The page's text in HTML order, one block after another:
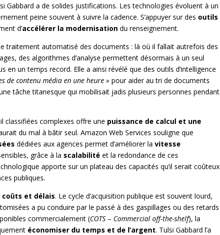
Gabbard a de solides justifications. Les technologies évoluent à un
peine souvent à suivre la cadence. S’appuyer sur des outils
d’accélérer la modernisation du renseignement.
traitement automatisé des documents : là où il fallait autrefois des
des algorithmes d’analyse permettent désormais à un seul
en un temps record. Elle a ainsi révélé que des outils d’intelligence
de contenu média en une heure » pour aider au tri de documents
tâche titanesque qui mobilisait jadis plusieurs personnes pendant
classifiées complexes offre une puissance de calcul et une
du mal à bâtir seul. Amazon Web Services souligne que
dédiées aux agences permet d’améliorer la vitesse
grâce à la scalabilité et la redondance de ces
apporte sur un plateau des capacités qu’il serait coûteux
publiques.
et délais. Le cycle d’acquisition publique est souvent lourd,
a pu conduire par le passé à des gaspillages ou des retards
commercialement (COTS – Commercial off-the-shelf), la
économiser du temps et de l’argent. Tulsi Gabbard l’a